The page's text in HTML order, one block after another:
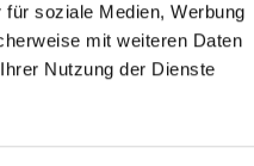
soziale Medien, Werbung
mit weiteren Daten
Nutzung der Dienste
Impressum